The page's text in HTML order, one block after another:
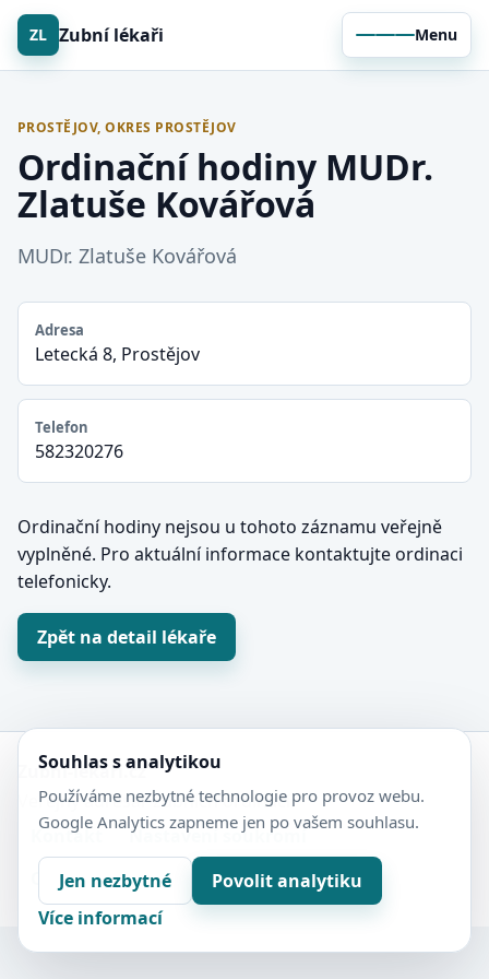
ZL Zubní lékaři Menu
PROSTĚJOV, OKRES PROSTĚJOV
Ordinační hodiny MUDr.
Zlatuše Kovářová
MUDr. Zlatuše Kovářová
Adresa
Letecká 8, Prostějov
Telefon
582320276
Ordinační hodiny nejsou u tohoto záznamu veřejně
vyplněné. Pro aktuální informace kontaktujte ordinaci
telefonicky.
Zpět na detail lékaře
Zubní-lékaři.cz
Veřejný adresář zubních ordinací.
Kontakt
Nastavení soukromí
Ochrana soukromí
Sitemap
Souhlas s analytikou
Používáme nezbytné technologie pro provoz webu.
Google Analytics zapneme jen po vašem souhlasu.
Jen nezbytné
Povolit analytiku
Více informací